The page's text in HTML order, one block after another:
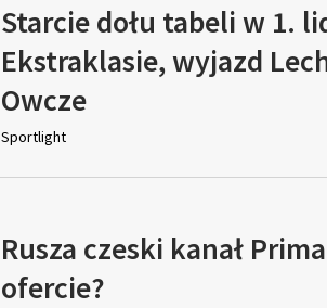
Starcie dołu tabeli w 1.
Ekstraklasie, wyjazd
Owcze
Sportlight
Rusza czeski kanał
ofercie?